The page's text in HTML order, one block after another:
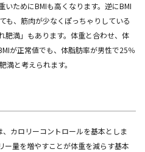
ためにBMIも高くなります。逆にBMI
も、筋肉が少なくぽっちゃりしている
肥満」もあります。体重と合わせ、体
が正常値でも、体脂肪率が男性で25％
と考えられます。
カロリーコントロールを基本としま
ー量を増やすことが体重を減らす基本